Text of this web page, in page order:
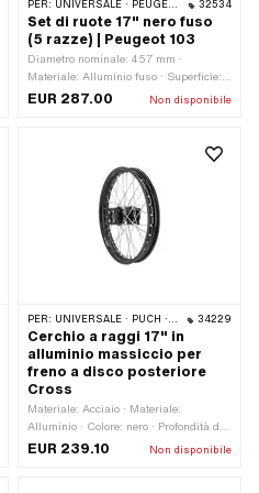
PER: UNIVERSALE · PEUGEOT 32534
Set di ruote 17" nero fuso
(5 razze) | Peugeot 103
Diametro nominale: 457 mm ·
Materiale: Alluminio fuso · Superficie:
verniciato · Colore: nero · Profondità del
90 mm · Ø asse: 11.8 mm · Larghezza
esterna complessiva: 56 mm
EUR 287.00 Non disponibile
PER: UNIVERSALE · PUCH · SACHS 34229
Cerchio a raggi 17" in
alluminio massiccio per
freno a disco posteriore
Cross
Materiale: Acciaio · Materiale:
Alluminio · Colore: nero · Profondità del
pozzo del bordo: 7 mm · Ø Raggiante:
EUR 239.10 Non disponibile